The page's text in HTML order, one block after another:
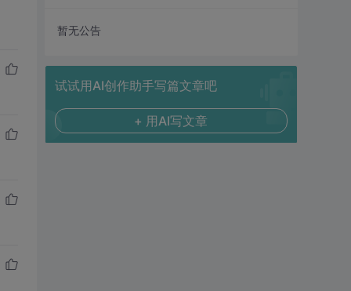
暂无公告
试试用AI创作助手写篇文章吧
+ 用AI写文章